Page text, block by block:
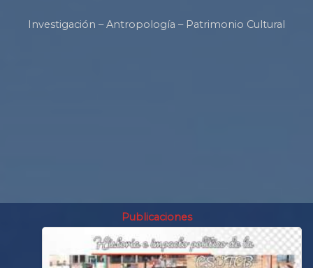
Investigación – Antropología – Patrimonio Cultural
Publicaciones